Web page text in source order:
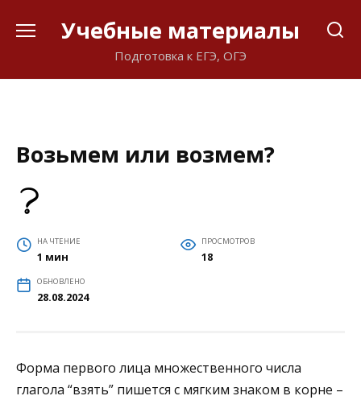
Учебные материалы
Подготовка к ЕГЭ, ОГЭ
Возьмем или возмем?
НА ЧТЕНИЕ
1 мин
ПРОСМОТРОВ
18
ОБНОВЛЕНО
28.08.2024
Форма первого лица множественного числа
глагола “взять” пишется с мягким знаком в корне –